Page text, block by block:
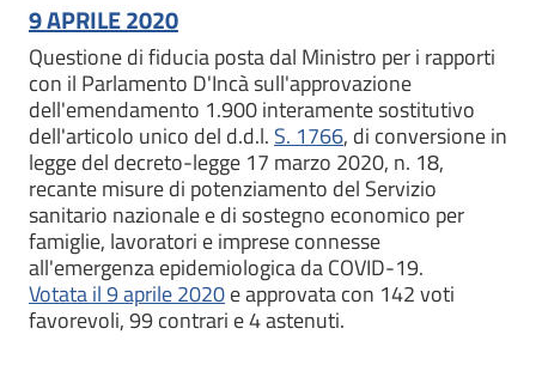
9 APRILE 2020
Questione di fiducia posta dal Ministro per i rapporti
con il Parlamento D'Incà sull'approvazione
dell'emendamento 1.900 interamente sostitutivo
dell'articolo unico del d.d.l. S. 1766, di conversione in
legge del decreto-legge 17 marzo 2020, n. 18,
recante misure di potenziamento del Servizio
sanitario nazionale e di sostegno economico per
famiglie, lavoratori e imprese connesse
all'emergenza epidemiologica da COVID-19.
Votata il 9 aprile 2020e approvata con 142 voti
favorevoli, 99 contrari e 4 astenuti.